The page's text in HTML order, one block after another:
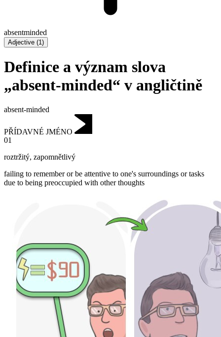
absentminded
Adjective (1)
Definice a význam slova
„absent-minded“ v angličtině
absent-minded
PŘÍDAVNÉ JMÉNO
01
roztržitý, zapomnětlivý
failing to remember or be attentive to one's surroundings or tasks
due to being preoccupied with other thoughts